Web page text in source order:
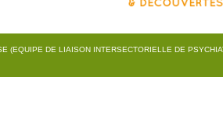
(EQUIPE DE LIAISON INTERSECTORIELLE DE